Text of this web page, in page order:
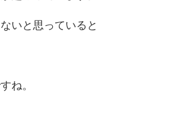
いと思っていると
ね。